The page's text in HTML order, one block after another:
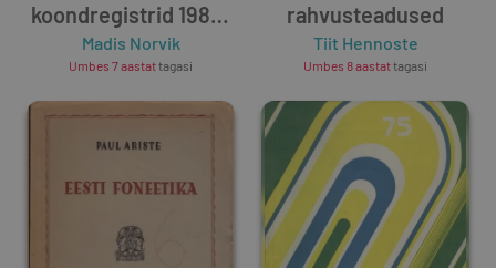
koondregistrid 1988-
1997
Madis Norvik
Umbes 7 aastattagasi
rahvusteadused
Tiit Hennoste
Umbes 8 aastattagasi